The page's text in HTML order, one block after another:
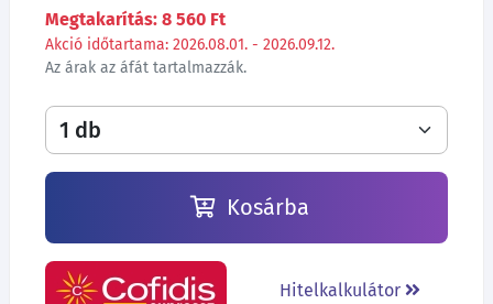
Megtakarítás: 8 560 Ft
Akció időtartama: 2026.08.01. - 2026.09.12.
Az árak az áfát tartalmazzák.
Kosárba
Hitelkalkulátor